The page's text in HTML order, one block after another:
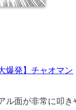
爆発】チャオマン
ル面が非常に叩き